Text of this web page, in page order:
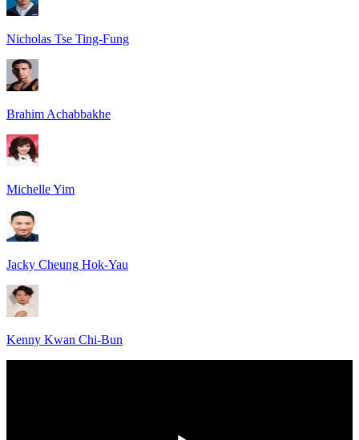
Nicholas Tse Ting-Fung
Brahim Achabbakhe
Michelle Yim
Jacky Cheung Hok-Yau
Kenny Kwan Chi-Bun